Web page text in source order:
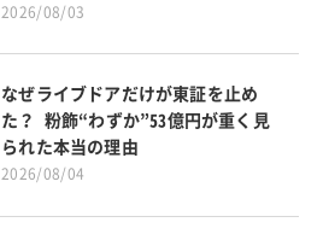
2026/08/03
なぜライブドアだけが東証を止め
た？ 粉飾“わずか”53億円が重く見
られた本当の理由
2026/08/04